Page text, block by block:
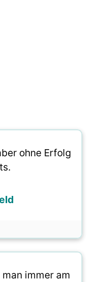
ohne Erfolg
immer am